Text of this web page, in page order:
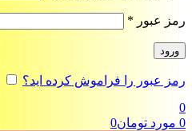
رمز عبور *
ورود
رمز عبور را فراموش کرده اید؟
0
0 مورد تومان0